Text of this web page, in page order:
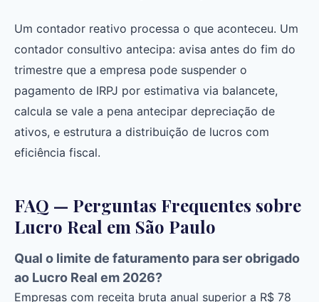
Um contador reativo processa o que aconteceu. Um
contador consultivo antecipa: avisa antes do fim do
trimestre que a empresa pode suspender o
pagamento de IRPJ por estimativa via balancete,
calcula se vale a pena antecipar depreciação de
ativos, e estrutura a distribuição de lucros com
eficiência fiscal.
FAQ — Perguntas Frequentes sobre
Lucro Real em São Paulo
Qual o limite de faturamento para ser obrigado
ao Lucro Real em 2026?
Empresas com receita bruta anual superior a R$ 78